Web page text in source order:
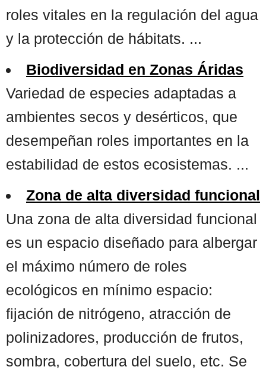
roles vitales en la regulación del agua
y la protección de hábitats. ...
Biodiversidad en Zonas Áridas
Variedad de especies adaptadas a
ambientes secos y desérticos, que
desempeñan roles importantes en la
estabilidad de estos ecosistemas. ...
Zona de alta diversidad funcional
Una zona de alta diversidad funcional
es un espacio diseñado para albergar
el máximo número de roles
ecológicos en mínimo espacio:
fijación de nitrógeno, atracción de
polinizadores, producción de frutos,
sombra, cobertura del suelo, etc. Se